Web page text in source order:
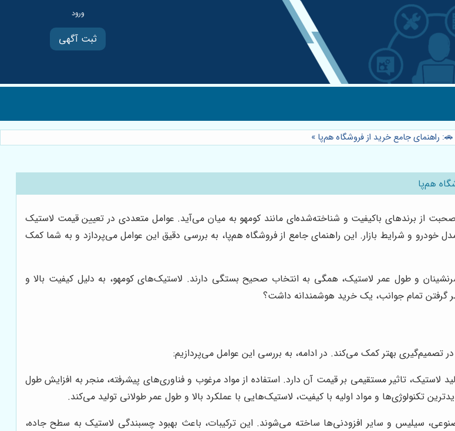
ثبت آگهی
راهنمای جامع خرید از فروشگاه هم‌پا »
هم‌پا
از برندهای باکیفیت و شناخته‌شده‌ای مانند کومهو به میان می‌آید. عوامل متعددی در تعیین قیمت لاستیک
خودرو و شرایط بازار. این راهنمای جامع از فروشگاه هم‌پا، به بررسی دقیق این عوامل می‌پردازد و به شما کمک
و طول عمر لاستیک، همگی به انتخاب صحیح بستگی دارند. لاستیک‌های کومهو، به دلیل کیفیت بالا و
نظر گرفتن تمام جوانب، یک خرید هوشمندانه داشت؟
بهتر کمک می‌کند. در ادامه، به بررسی این عوامل می‌پردازیم:
لاستیک، تاثیر مستقیمی بر قیمت آن دارد. استفاده از مواد مرغوب و فناوری‌های پیشرفته، منجر به افزایش طول
تکنولوژی‌ها و مواد اولیه با کیفیت، لاستیک‌هایی با عملکرد بالا و طول عمر طولانی تولید می‌کند.
سیلیس و سایر افزودنی‌ها ساخته می‌شوند. این ترکیبات، باعث بهبود چسبندگی لاستیک به سطح جاده،